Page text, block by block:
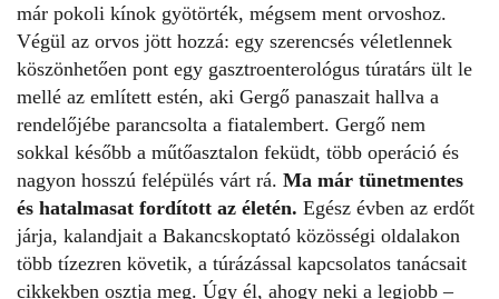
már pokoli kínok gyötörték, mégsem ment orvoshoz.
Végül az orvos jött hozzá: egy szerencsés véletlennek
köszönhetően pont egy gasztroenterológus túratárs ült le
mellé az említett estén, aki Gergő panaszait hallva a
rendelőjébe parancsolta a fiatalembert. Gergő nem
sokkal később a műtőasztalon feküdt, több operáció és
nagyon hosszú felépülés várt rá. Ma már tünetmentes
és hatalmasat fordított az életén. Egész évben az erdőt
járja, kalandjait a Bakancskoptató közösségi oldalakon
több tízezren követik, a túrázással kapcsolatos tanácsait
cikkekben osztja meg. Úgy él, ahogy neki a legjobb –